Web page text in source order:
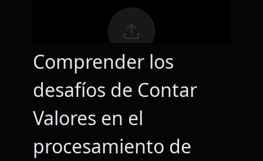
Comprender los
desafíos de Contar
Valores en el
procesamiento de